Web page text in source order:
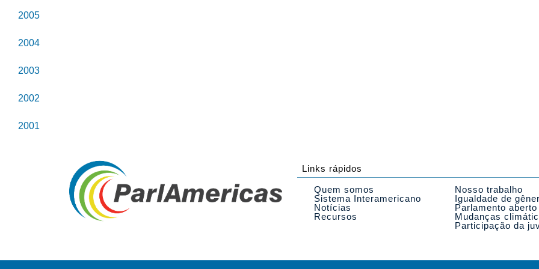
2005
2004
2003
2002
2001
Links rápidos
Quem somos
Sistema Interamericano
Notícias
Recursos
Nosso trabalho
Igualdade de
Parlamento aberto
Mudanças
Participação da